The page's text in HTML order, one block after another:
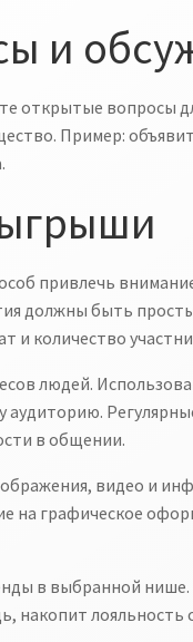
и
открытые вопросы
Пример:
привлечь
должны быть
и количество
людей.
аудиторию.
в общении.
видео и
на графическое
в выбранной
накопит лояльность